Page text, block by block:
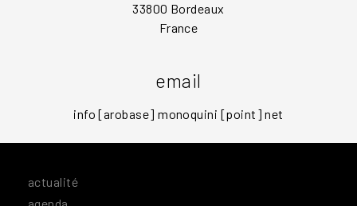
33800 Bordeaux
France
email
info [arobase] monoquini [point] net
actualité